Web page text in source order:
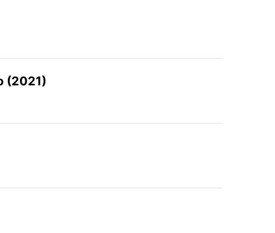
(2021)